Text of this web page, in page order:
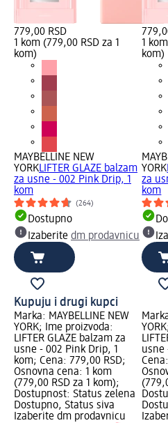
779,00 RSD
1 kom (779,00 RSD za 1
kom)
MAYBELLINE NEW
YORKLIFTER GLAZE balzam
za usne - 002 Pink Drip, 1
kom
(264)
Dostupno
Izaberite dm prodavnicu
1
kom)
YORK
za
kom
Kupuju i drugi kupci
Marka: MAYBELLINE NEW
YORK; Ime proizvoda:
LIFTER GLAZE balzam za
usne - 002 Pink Drip, 1
kom; Cena: 779,00 RSD;
Osnovna cena: 1 kom
(779,00 RSD za 1 kom);
Dostupnost: Status zelena
Dostupno, Status siva
Izaberite dm prodavnicu
usne